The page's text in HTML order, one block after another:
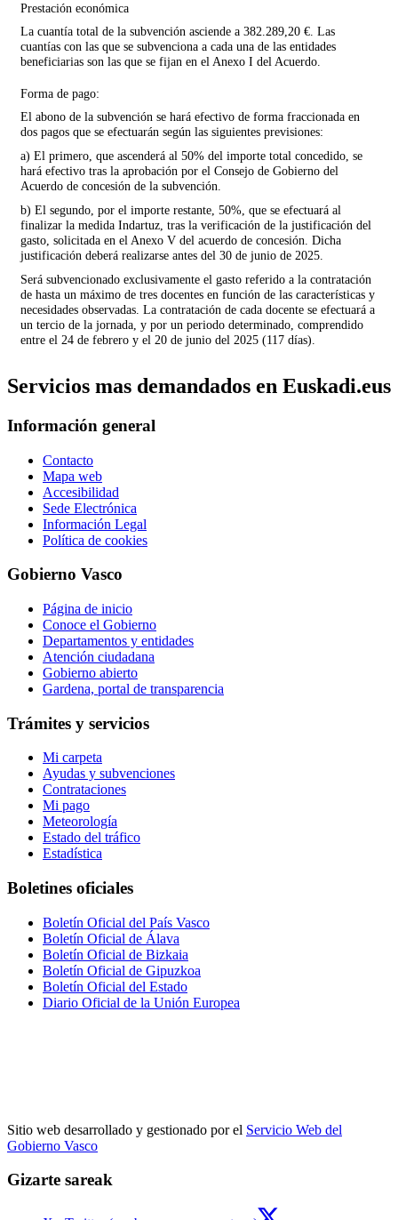
Prestación económica
La cuantía total de la subvención asciende a 382.289,20 €. Las
cuantías con las que se subvenciona a cada una de las entidades
beneficiarias son las que se fijan en el Anexo I del Acuerdo.
Forma de pago:
El abono de la subvención se hará efectivo de forma fraccionada en
dos pagos que se efectuarán según las siguientes previsiones:
a) El primero, que ascenderá al 50% del importe total concedido, se
hará efectivo tras la aprobación por el Consejo de Gobierno del
Acuerdo de concesión de la subvención.
b) El segundo, por el importe restante, 50%, que se efectuará al
finalizar la medida Indartuz, tras la verificación de la justificación del
gasto, solicitada en el Anexo V del acuerdo de concesión. Dicha
justificación deberá realizarse antes del 30 de junio de 2025.
Será subvencionado exclusivamente el gasto referido a la contratación
de hasta un máximo de tres docentes en función de las características y
necesidades observadas. La contratación de cada docente se efectuará a
un tercio de la jornada, y por un periodo determinado, comprendido
entre el 24 de febrero y el 20 de junio del 2025 (117 días).
Servicios mas demandados en Euskadi.eus
Información general
Contacto
Mapa web
Accesibilidad
Sede Electrónica
Información Legal
Política de cookies
Gobierno Vasco
Página de inicio
Conoce el Gobierno
Departamentos y entidades
Atención ciudadana
Gobierno abierto
Gardena, portal de transparencia
Trámites y servicios
Mi carpeta
Ayudas y subvenciones
Contrataciones
Mi pago
Meteorología
Estado del tráfico
Estadística
Boletines oficiales
Boletín Oficial del País Vasco
Boletín Oficial de Álava
Boletín Oficial de Bizkaia
Boletín Oficial de Gipuzkoa
Boletín Oficial del Estado
Diario Oficial de la Unión Europea
Sitio web desarrollado y gestionado por el Servicio Web del
Gobierno Vasco
Gizarte sareak